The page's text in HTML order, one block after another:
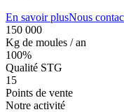
En savoir plusNous
150 000
Kg de moules / an
100%
Qualité STG
15
Points de vente
Notre activité